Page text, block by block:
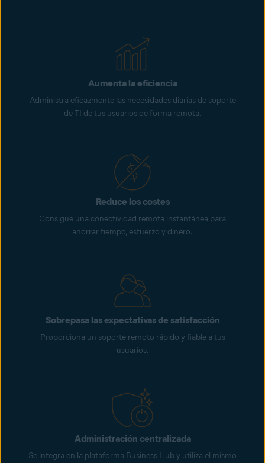
Aumenta la eficiencia
Administra eficazmente las necesidades diarias de soporte
de TI de tus usuarios de forma remota.
Reduce los costes
Consigue una conectividad remota instantánea para
ahorrar tiempo, esfuerzo y dinero.
Sobrepasa las expectativas de satisfacción
Proporciona un soporte remoto rápido y fiable a tus
usuarios.
Administración centralizada
Se integra en la plataforma Business Hub y utiliza el mismo